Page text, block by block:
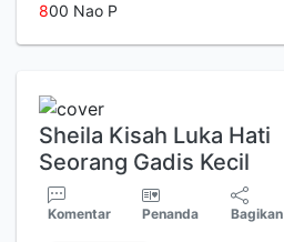
800 Nao P
Sheila Kisah Luka Hati
Seorang Gadis Kecil
Komentar Penanda Bagikan